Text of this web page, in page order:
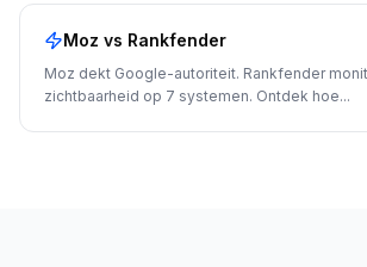
Moz vs Rankfender
Moz dekt Google-autoriteit. Rankfender
zichtbaarheid op 7 systemen. Ontdek hoe...